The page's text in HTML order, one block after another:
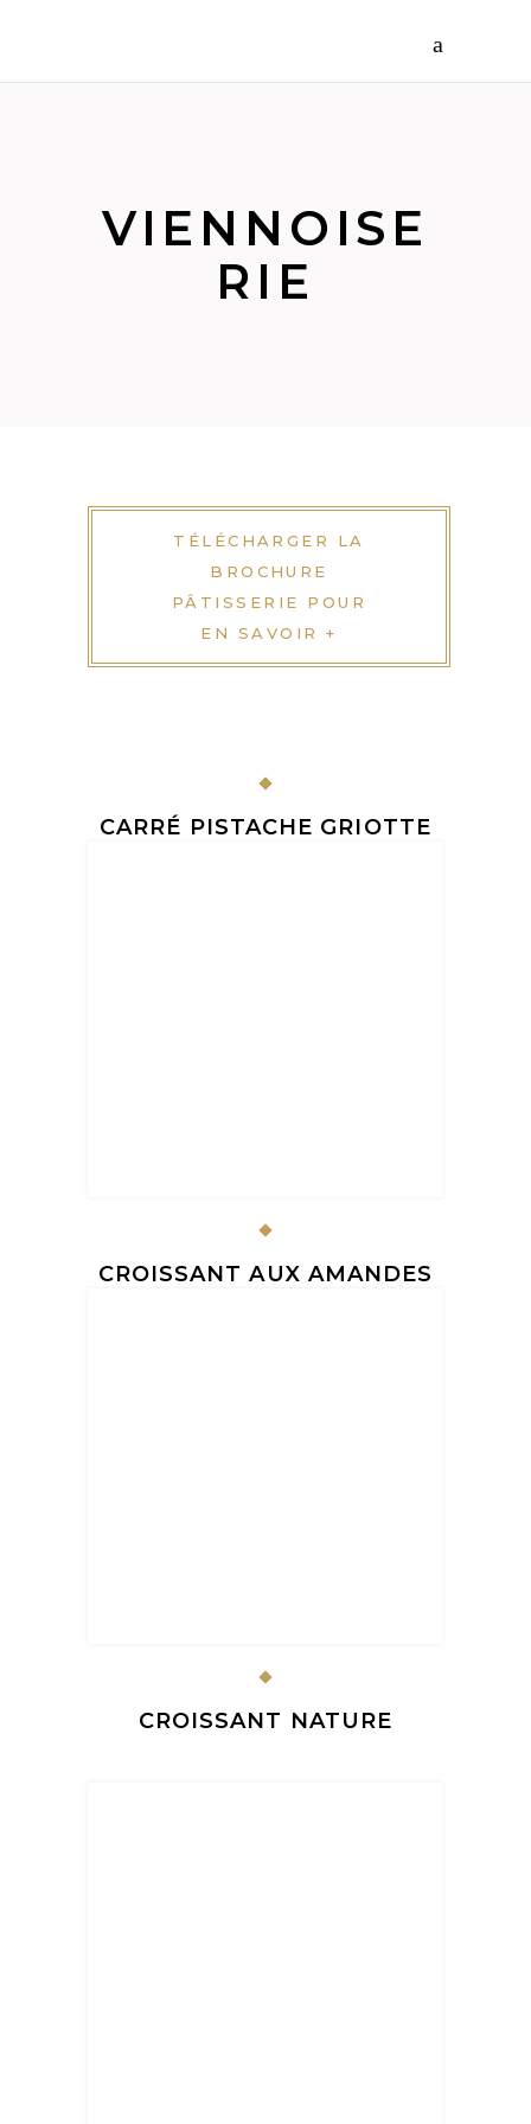
VIENNOISE
RIE
TÉLÉCHARGER LA
BROCHURE
PÂTISSERIE POUR
EN SAVOIR +
CARRÉ PISTACHE GRIOTTE
CROISSANT AUX AMANDES
CROISSANT NATURE